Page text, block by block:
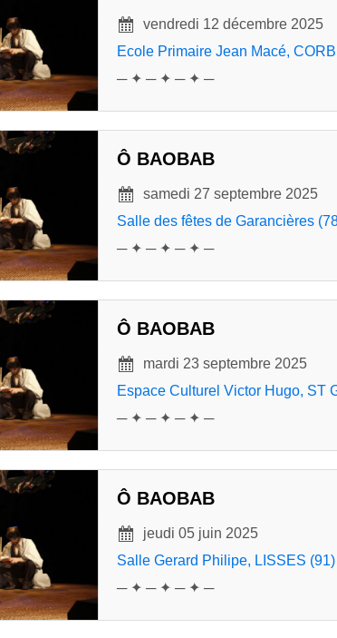
vendredi 12 décembre 2025
Ecole Primaire Jean Macé,
─ ✦ ─ ✦ ─ ✦ ─
Ô BAOBAB
samedi 27 septembre 2025
Salle des fêtes de Garancières
─ ✦ ─ ✦ ─ ✦ ─
Ô BAOBAB
mardi 23 septembre 2025
Espace Culturel Victor Hugo, ST
─ ✦ ─ ✦ ─ ✦ ─
Ô BAOBAB
jeudi 05 juin 2025
Salle Gerard Philipe, LISSES (91)
─ ✦ ─ ✦ ─ ✦ ─